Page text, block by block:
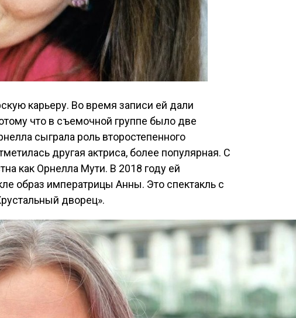
карьеру. Во время записи ей дали
что в съемочной группе было две
сыграла роль второстепенного
другая актриса, более популярная. С
как Орнелла Мути. В 2018 году ей
образ императрицы Анны. Это спектакль с
дворец».